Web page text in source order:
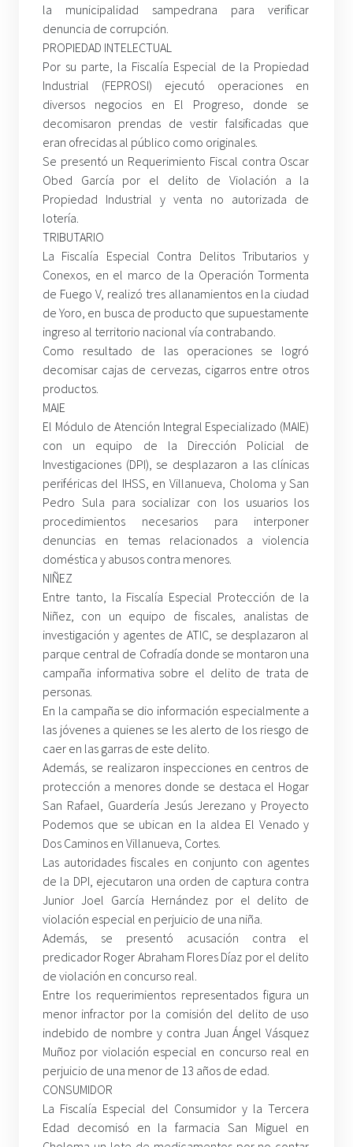
la municipalidad sampedrana para verificar
denuncia de corrupción.
PROPIEDAD INTELECTUAL
Por su parte, la Fiscalía Especial de la Propiedad
Industrial (FEPROSI) ejecutó operaciones en
diversos negocios en El Progreso, donde se
decomisaron prendas de vestir falsificadas que
eran ofrecidas al público como originales.
Se presentó un Requerimiento Fiscal contra Oscar
Obed García por el delito de Violación a la
Propiedad Industrial y venta no autorizada de
lotería.
TRIBUTARIO
La Fiscalía Especial Contra Delitos Tributarios y
Conexos, en el marco de la Operación Tormenta
de Fuego V, realizó tres allanamientos en la ciudad
de Yoro, en busca de producto que supuestamente
ingreso al territorio nacional vía contrabando.
Como resultado de las operaciones se logró
decomisar cajas de cervezas, cigarros entre otros
productos.
MAIE
El Módulo de Atención Integral Especializado (MAIE)
con un equipo de la Dirección Policial de
Investigaciones (DPI), se desplazaron a las clínicas
periféricas del IHSS, en Villanueva, Choloma y San
Pedro Sula para socializar con los usuarios los
procedimientos necesarios para interponer
denuncias en temas relacionados a violencia
doméstica y abusos contra menores.
NIÑEZ
Entre tanto, la Fiscalía Especial Protección de la
Niñez, con un equipo de fiscales, analistas de
investigación y agentes de ATIC, se desplazaron al
parque central de Cofradía donde se montaron una
campaña informativa sobre el delito de trata de
personas.
En la campaña se dio información especialmente a
las jóvenes a quienes se les alerto de los riesgo de
caer en las garras de este delito.
Además, se realizaron inspecciones en centros de
protección a menores donde se destaca el Hogar
San Rafael, Guardería Jesús Jerezano y Proyecto
Podemos que se ubican en la aldea El Venado y
Dos Caminos en Villanueva, Cortes.
Las autoridades fiscales en conjunto con agentes
de la DPI, ejecutaron una orden de captura contra
Junior Joel García Hernández por el delito de
violación especial en perjuicio de una niña.
Además, se presentó acusación contra el
predicador Roger Abraham Flores Díaz por el delito
de violación en concurso real.
Entre los requerimientos representados figura un
menor infractor por la comisión del delito de uso
indebido de nombre y contra Juan Ángel Vásquez
Muñoz por violación especial en concurso real en
perjuicio de una menor de 13 años de edad.
CONSUMIDOR
La Fiscalía Especial del Consumidor y la Tercera
Edad decomisó en la farmacia San Miguel en